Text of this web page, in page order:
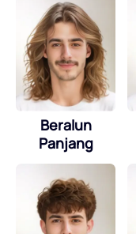
Beralun
Panjang